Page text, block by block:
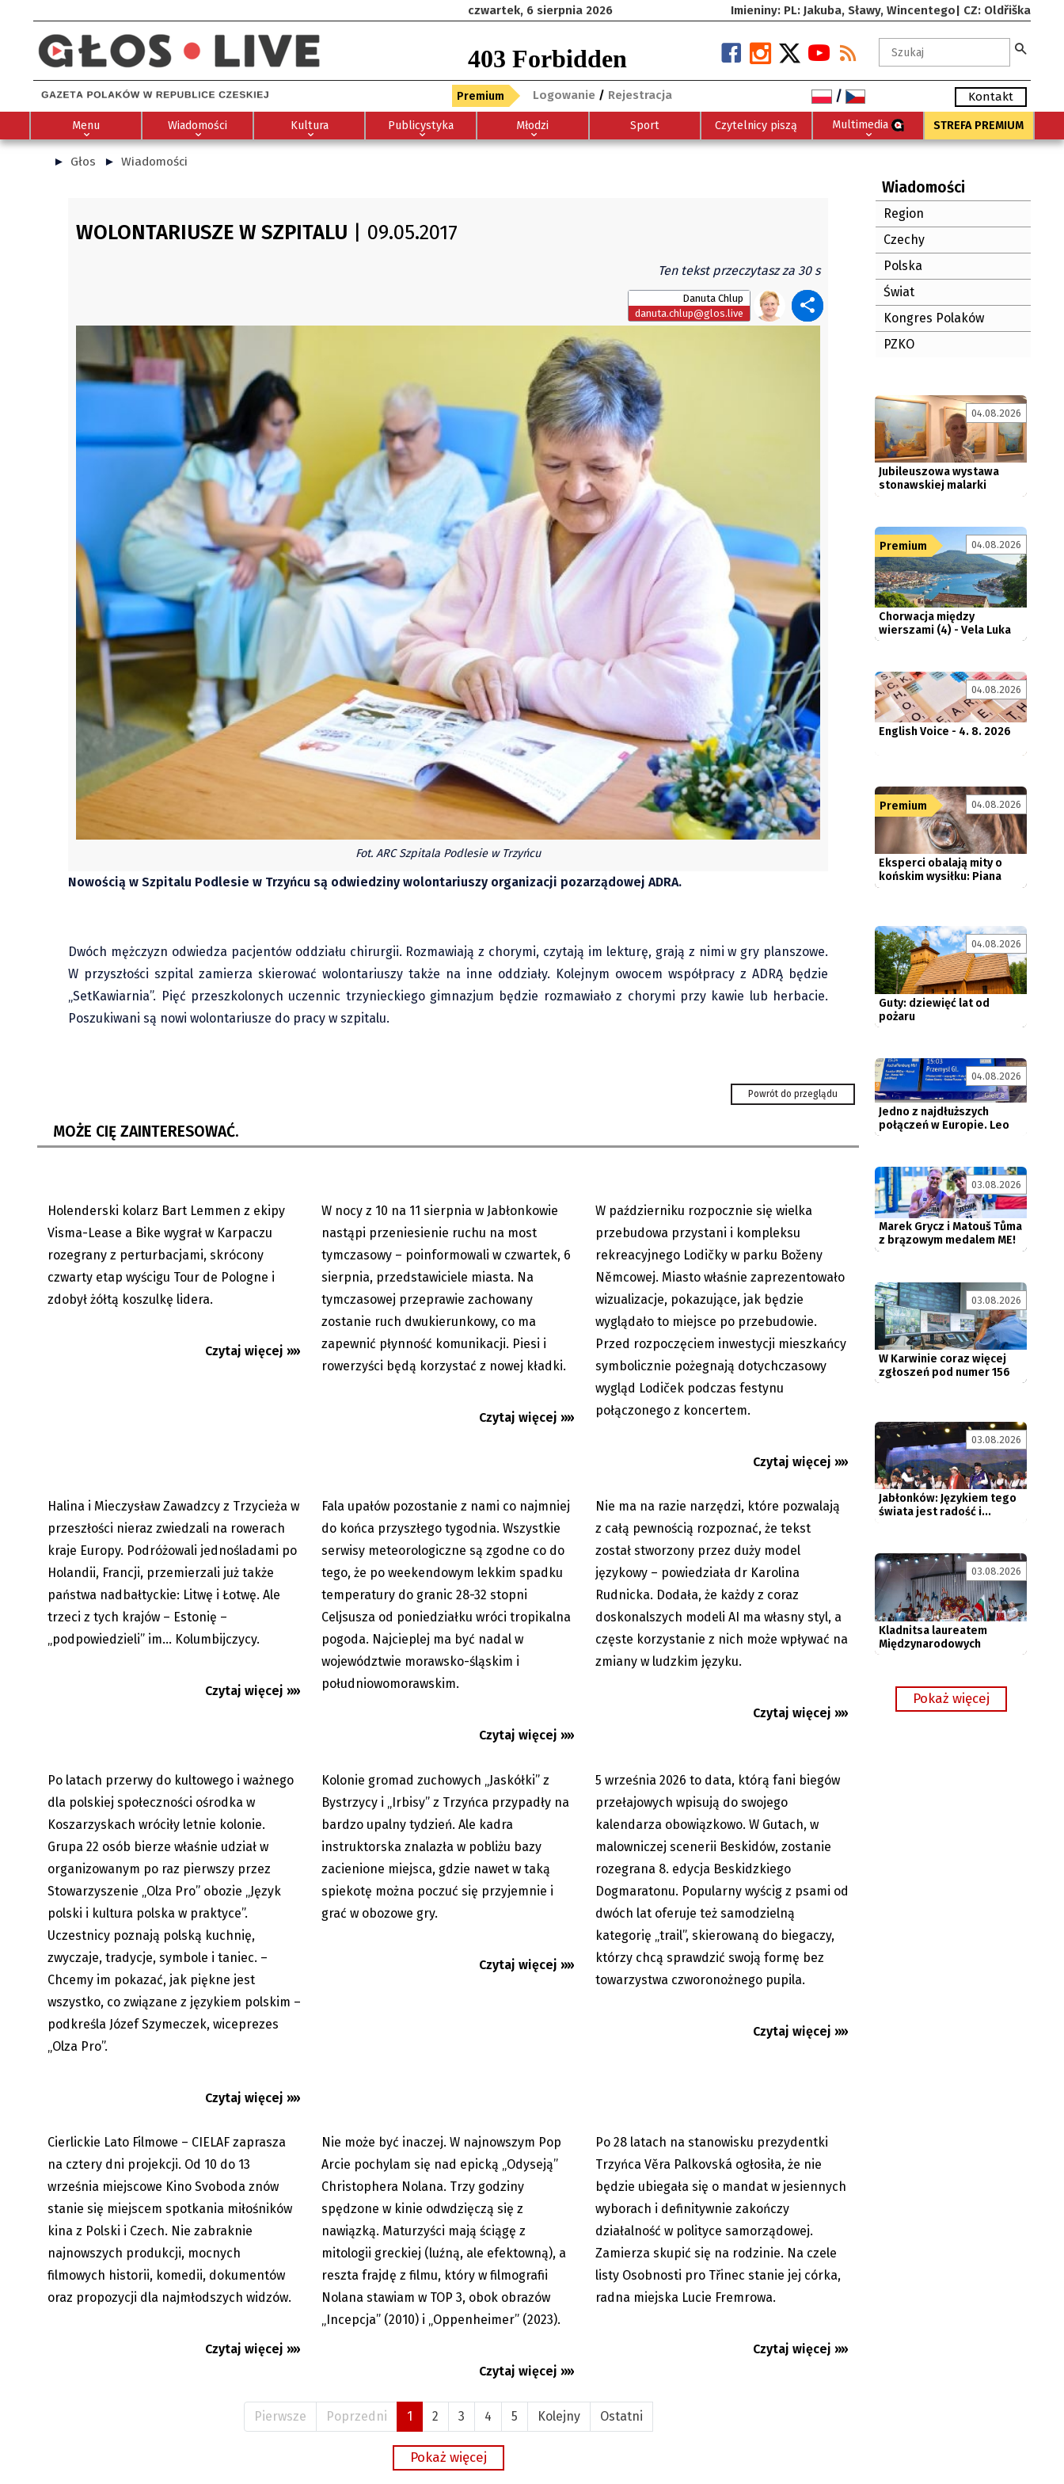
czwartek, 6 sierpnia 2026 Imieniny: PL: Jakuba, Sławy, Wincentego| CZ: Oldřiška
Premium Logowanie / Rejestracja / Kontakt
Menu Wiadomości Kultura Publicystyka Młodzi Sport Czytelnicy piszą Multimedia STREFA PREMIUM
Głos Wiadomości
WOLONTARIUSZE W SZPITALU | 09.05.2017
Ten tekst przeczytasz za 30 s
Danuta Chlup
danuta.chlup@glos.live
Fot. ARC Szpitala Podlesie w Trzyńcu
Nowością w Szpitalu Podlesie w Trzyńcu są odwiedziny wolontariuszy organizacji pozarządowej ADRA.
Dwóch mężczyzn odwiedza pacjentów oddziału chirurgii. Rozmawiają z chorymi, czytają im lekturę, grają z nimi w gry planszowe.
W przyszłości szpital zamierza skierować wolontariuszy także na inne oddziały. Kolejnym owocem współpracy z ADRĄ będzie
„SetKawiarnia”. Pięć przeszkolonych uczennic trzynieckiego gimnazjum będzie rozmawiało z chorymi przy kawie lub herbacie.
Poszukiwani są nowi wolontariusze do pracy w szpitalu.
Powrót do przeglądu
MOŻE CIĘ ZAINTERESOWAĆ.
06.08.2026
Lemmen wygrał etap w Karpaczu i
został...
Holenderski kolarz Bart Lemmen z ekipy
Visma-Lease a Bike wygrał w Karpaczu
rozegrany z perturbacjami, skrócony
czwarty etap wyścigu Tour de Pologne i
zdobył żółtą koszulkę lidera.
Czytaj więcej »»
06.08.2026
tymczasowym
W nocy z 10 na 11 sierpnia w Jabłonkowie
nastąpi przeniesienie ruchu na most
tymczasowy – poinformowali w czwartek, 6
sierpnia, przedstawiciele miasta. Na
tymczasowej przeprawie zachowany
zostanie ruch dwukierunkowy, co ma
zapewnić płynność komunikacji. Piesi i
rowerzyści będą korzystać z nowej kładki.
Czytaj więcej »»
06.08.2026
Karwina: wielka zmiana kompleksu
Němcowej...
W październiku rozpocznie się wielka
przebudowa przystani i kompleksu
rekreacyjnego Lodičky w parku Boženy
Němcowej. Miasto właśnie zaprezentowało
wizualizacje, pokazujące, jak będzie
wyglądało to miejsce po przebudowie.
Przed rozpoczęciem inwestycji mieszkańcy
symbolicznie pożegnają dotychczasowy
wygląd Lodiček podczas festynu
połączonego z koncertem.
Czytaj więcej »»
Premium 06.08.2026
Halina i Mieczysław Zawadzcy z Trzycieża w
przeszłości nieraz zwiedzali na rowerach
kraje Europy. Podróżowali jednośladami po
Holandii, Francji, przemierzali już także
państwa nadbałtyckie: Litwę i Łotwę. Ale
trzeci z tych krajów – Estonię –
„podpowiedzieli” im... Kolumbijczycy.
Czytaj więcej »»
06.08.2026
Fala upałów pozostanie z nami co najmniej
do końca przyszłego tygodnia. Wszystkie
serwisy meteorologiczne są zgodne co do
tego, że po weekendowym lekkim spadku
temperatury do granic 28-32 stopni
Celjsusza od poniedziałku wróci tropikalna
pogoda. Najcieplej ma być nadal w
województwie morawsko-śląskim i
południowomorawskim.
Czytaj więcej »»
06.08.2026
Językoznawczyni: nie umiemy
bezbłędnie rozpoznawać tekstów...
Nie ma na razie narzędzi, które pozwalają
z całą pewnością rozpoznać, że tekst
został stworzony przez duży model
językowy – powiedziała dr Karolina
Rudnicka. Dodała, że każdy z coraz
doskonalszych modeli AI ma własny styl, a
częste korzystanie z nich może wpływać na
zmiany w ludzkim języku.
Czytaj więcej »»
05.08.2026
Koszarzyska: Język polski na
Po latach przerwy do kultowego i ważnego
dla polskiej społeczności ośrodka w
Koszarzyskach wróciły letnie kolonie.
Grupa 22 osób bierze właśnie udział w
organizowanym po raz pierwszy przez
Stowarzyszenie „Olza Pro” obozie „Język
polski i kultura polska w praktyce”.
Uczestnicy poznają polską kuchnię,
zwyczaje, tradycje, symbole i taniec. –
Chcemy im pokazać, jak piękne jest
wszystko, co związane z językiem polskim –
podkreśla Józef Szymeczek, wiceprezes
„Olza Pro”.
Czytaj więcej »»
05.08.2026
Gorąco jak… w Egipcie
Kolonie gromad zuchowych „Jaskółki” z
Bystrzycy i „Irbisy” z Trzyńca przypadły na
bardzo upalny tydzień. Ale kadra
instruktorska znalazła w pobliżu bazy
zacienione miejsca, gdzie nawet w taką
spiekotę można poczuć się przyjemnie i
grać w obozowe gry.
Czytaj więcej »»
05.08.2026
Beskidzki Dogmaraton również bez
psa. Wygraj darmowe numery...
5 września 2026 to data, którą fani biegów
przełajowych wpisują do swojego
kalendarza obowiązkowo. W Gutach, w
malowniczej scenerii Beskidów, zostanie
rozegrana 8. edycja Beskidzkiego
Dogmaratonu. Popularny wyścig z psami od
dwóch lat oferuje też samodzielną
kategorię „trail”, skierowaną do biegaczy,
którzy chcą sprawdzić swoją formę bez
towarzystwa czworonożnego pupila.
Czytaj więcej »»
05.08.2026
Cierlickie Lato Filmowe 2026.
Cztery dni dobrego kina z Polski,...
Cierlickie Lato Filmowe – CIELAF zaprasza
na cztery dni projekcji. Od 10 do 13
września miejscowe Kino Svoboda znów
stanie się miejscem spotkania miłośników
kina z Polski i Czech. Nie zabraknie
najnowszych produkcji, mocnych
filmowych historii, komedii, dokumentów
oraz propozycji dla najmłodszych widzów.
Czytaj więcej »»
Premium 05.08.2026
Nie może być inaczej. W najnowszym Pop
Arcie pochylam się nad epicką „Odyseją”
Christophera Nolana. Trzy godziny
spędzone w kinie odwdzięczą się z
nawiązką. Maturzyści mają ściągę z
mitologii greckiej (luźną, ale efektowną), a
reszta frajdę z filmu, który w filmografii
Nolana stawiam w TOP 3, obok obrazów
„Incepcja” (2010) i „Oppenheimer” (2023).
Czytaj więcej »»
04.08.2026
Po 28 latach na stanowisku prezydentki
Trzyńca Věra Palkovská ogłosiła, że nie
będzie ubiegała się o mandat w jesiennych
wyborach i definitywnie zakończy
działalność w polityce samorządowej.
Zamierza skupić się na rodzinie. Na czele
listy Osobnosti pro Třinec stanie jej córka,
radna miejska Lucie Fremrowa.
Czytaj więcej »»
Pierwsze Poprzedni 1 2 3 4 5 Kolejny Ostatni
Wiadomości
Region
Czechy
Polska
Świat
Kongres Polaków
PZKO
04.08.2026
Jubileuszowa wystawa
stonawskiej malarki
Premium 04.08.2026
Chorwacja między
wierszami (4) - Vela Luka
04.08.2026
English Voice - 4. 8. 2026
Premium 04.08.2026
Eksperci obalają mity o
końskim wysiłku: Piana
04.08.2026
Guty: dziewięć lat od
04.08.2026
Jedno z najdłuższych
połączeń w Europie. Leo
Express...
03.08.2026
Marek Grycz i Matouš Tůma
z brązowym medalem ME!
03.08.2026
W Karwinie coraz więcej
zgłoszeń pod numer 156
03.08.2026
Jabłonków: Językiem tego
świata jest radość i...
03.08.2026
Kladnitsa laureatem
Międzynarodowych
Spotkań
Folklorystycznych...